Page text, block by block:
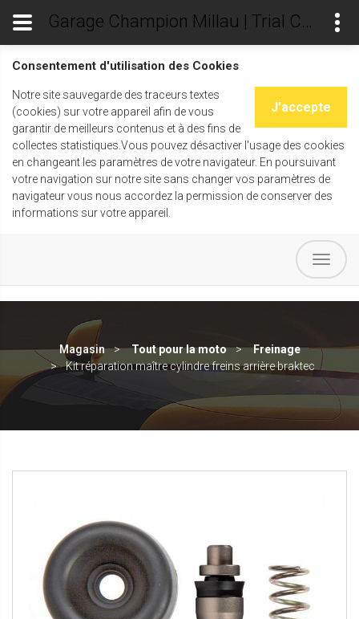
Consentement d'utilisation des Cookies
J'accepte
Notre site sauvegarde des traceurs textes
(cookies) sur votre appareil afin de vous
garantir de meilleurs contenus et à des fins de
collectes statistiques.Vous pouvez désactiver l'usage des cookies
en changeant les paramètres de votre navigateur. En poursuivant
votre navigation sur notre site sans changer vos paramètres de
navigateur vous nous accordez la permission de conserver des
informations sur votre appareil.
Garage Champion Millau | Trial Champ's
Magasin Tout pour la moto
Freinage
Kit réparation maître cylindre freins arrière braktec